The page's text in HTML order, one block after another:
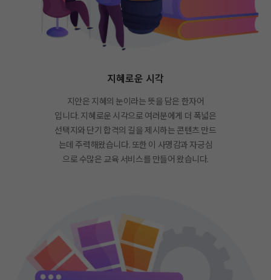
지혜로운 시각
지안은 지혜의 눈이라는 뜻을 담은 한자어
입니다. 지혜로운 시각으로 여러분에게 더 폭넓은
선택지와 단기 합격의 길을 제시하는 콘텐츠 만드
는데 주력해왔습니다. 또한 이 사명감과 자긍심
으로 수많은 교육 서비스를 만들어 왔습니다.